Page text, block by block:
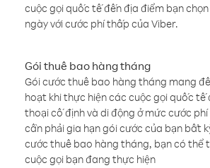
cuộc gọi quốc tế đến địa điểm bạn
ngày với cước phí thấp của Viber.
Gói thuê bao hàng tháng
Gói cước thuê bao hàng tháng mang
hoạt khi thực hiện các cuộc gọi quốc tế
thoại cố định và di động ở mức cước
cần phải gia hạn gói cước của bạn bất
cước thuê bao hàng tháng, bạn có thể
cuộc gọi bạn đang thực hiện